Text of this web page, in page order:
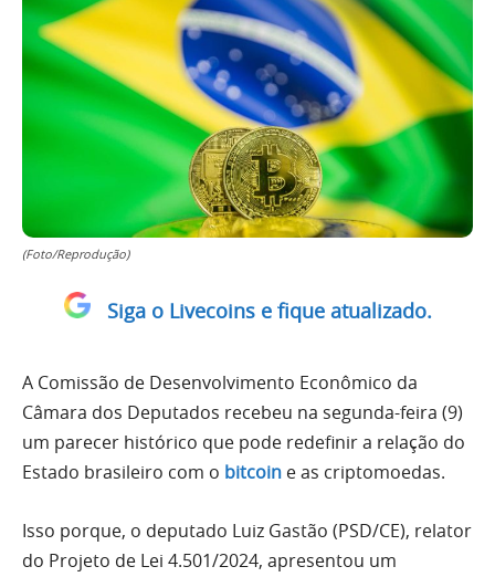
(Foto/Reprodução)
Siga o Livecoins e fique atualizado.
A Comissão de Desenvolvimento Econômico da
Câmara dos Deputados recebeu na segunda-feira (9)
um parecer histórico que pode redefinir a relação do
Estado brasileiro com o bitcoin e as criptomoedas.
Isso porque, o deputado Luiz Gastão (PSD/CE), relator
do Projeto de Lei 4.501/2024, apresentou um